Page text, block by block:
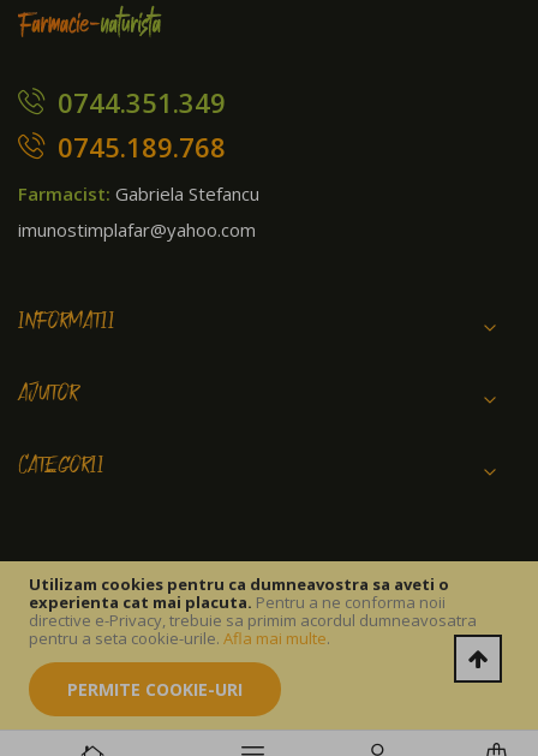
Utilizam cookies pentru ca dumneavostra sa aveti o
experienta cat mai placuta. Pentru a ne conforma noii
directive e-Privacy, trebuie sa primim acordul dumneavosatra
pentru a seta cookie-urile. Afla mai multe.
PERMITE COOKIE-URI
0744.351.349
0745.189.768
Farmacist: Gabriela Stefancu
imunostimplafar@yahoo.com
INFORMATII
AJUTOR
CATEGORII
Copyright © 2026 IMUNOSTIM FARM SRL.
Termeni si conditii